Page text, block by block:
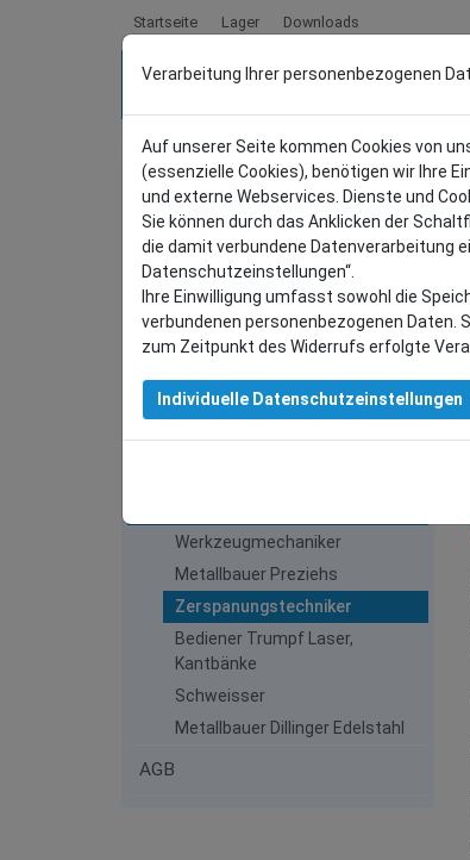
Startseite Lager Downloads
UNTERNEHMEN ARCHITEKTUR
DFGB Unternehmen Stellenangebote
Unternehmensprofil
Unternehmensfilm
Workflow
Maschinenpark
Ansprechpartner
Werkzeugmechaniker
Metallbauer Preziehs
Zerspanungstechniker
Bediener Trumpf Laser,
Kantbänke
Schweisser
Metallbauer Dillinger Edelstahl
AGB
Verarbeitung Ihrer personenbezogenen
Auf unserer Seite kommen Cookies von
(essenzielle Cookies), benötigen wir Ihre
und externe Webservices. Dienste und
Sie können durch das Anklicken der
die damit verbundene Datenverarbeitung
Datenschutzeinstellungen“.
Ihre Einwilligung umfasst sowohl die
verbundenen personenbezogenen Daten.
zum Zeitpunkt des Widerrufs erfolgte
Individuelle Datenschutzeinstellungen